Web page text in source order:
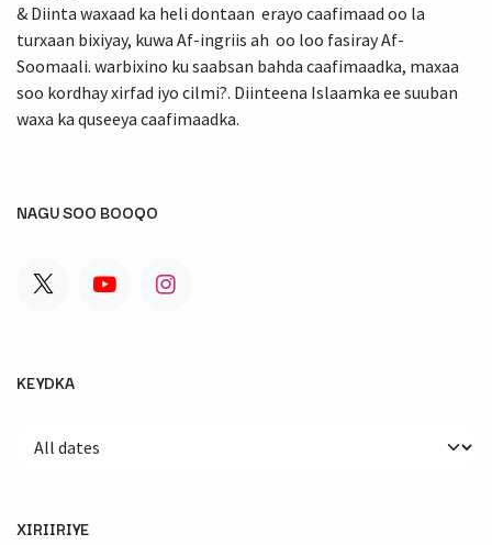
& Diinta waxaad ka heli dontaan erayo caafimaad oo la
turxaan bixiyay, kuwa Af-ingriis ah oo loo fasiray Af-
Soomaali. warbixino ku saabsan bahda caafimaadka, maxaa
soo kordhay xirfad iyo cilmi?. Diinteena Islaamka ee suuban
waxa ka quseeya caafimaadka.
NAGU SOO BOOQO
KEYDKA
XIRIIRIYE